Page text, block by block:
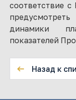
соответствие
динамики
показателей
Назад к